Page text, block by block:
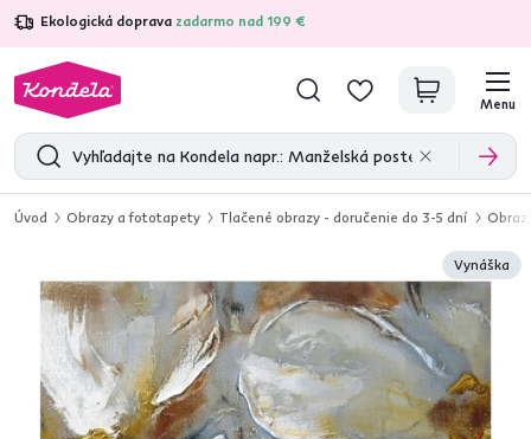
Ekologická doprava zadarmo nad 199 €
4,7 31 211overených produktových recenzií
Menu
Úvod Obrazy a fototapety Tlačené obrazy - doručenie do 3-5 dní
Vynáška